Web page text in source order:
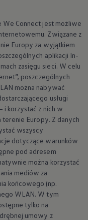
We Connect jest możliwe
Związane z
Europy za wyjątkiem
aplikacji In-
zasięgu sieci. W celu
poszczególnych
można nabywać
usługi
i korzystać z nich w
terenie Europy. Z danych
wszyscy
dotyczące warunków
pod adresem
można korzystać
mediów za
końcowego (np.
WLAN. W tym
tylko na
umowy z